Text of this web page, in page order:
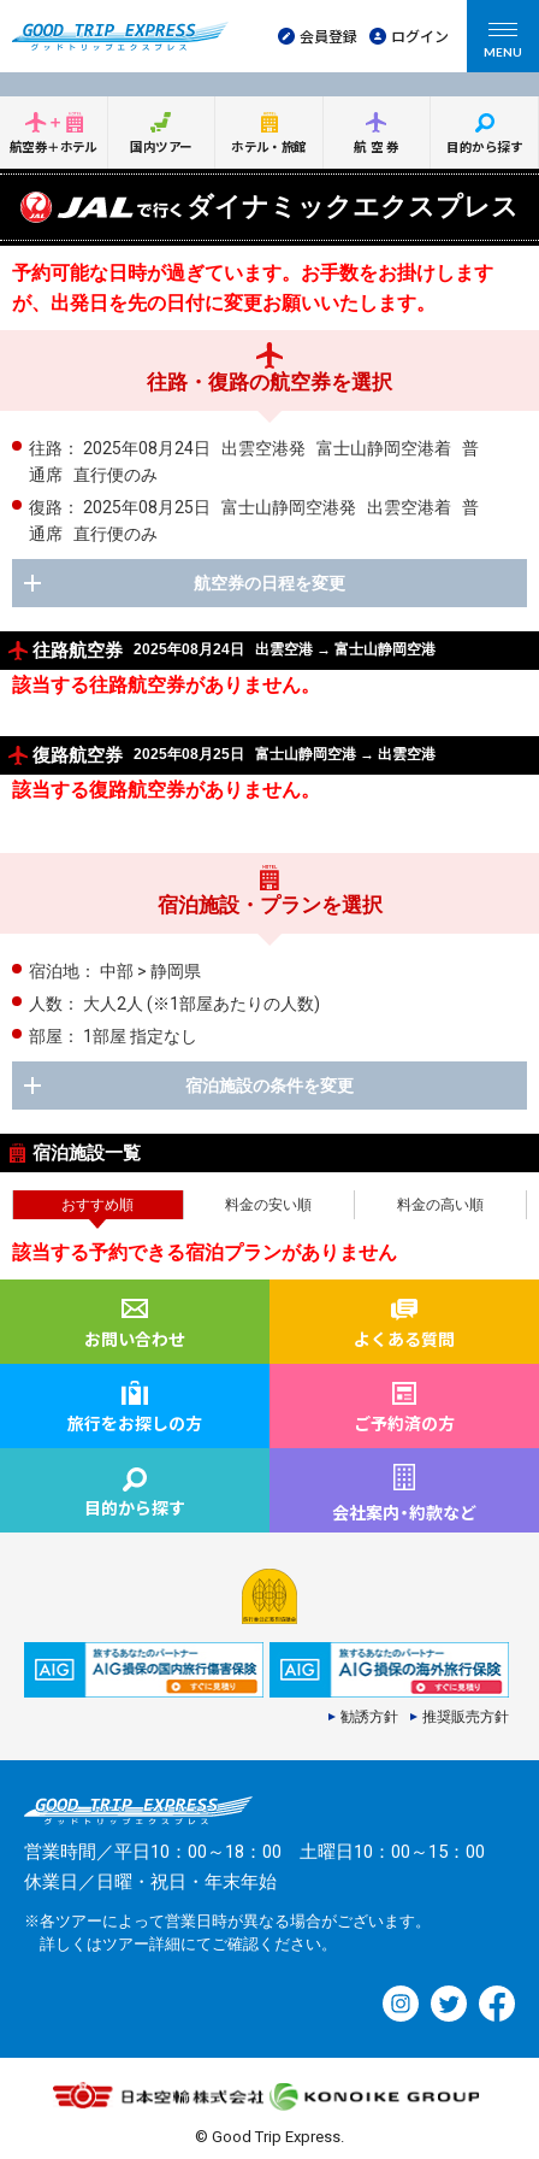
会員登録 ログイン
MENU
航空券＋ホテル 国内ツアー ホテル・旅館 航空券 目的から探す
ダイナミックエクスプレス
予約可能な日時が過ぎています。お手数をお掛けします
が、出発日を先の日付に変更お願いいたします。
往路・復路の航空券を選択
往路： 2025年08月24日 出雲空港発 富士山静岡空港着 普
通席 直行便のみ
復路：
2025年08月25日 富士山静岡空港発 出雲空港着 普
通席 直行便のみ
航空券の日程を変更
往路航空券 2025年08月24日 出雲空港 → 富士山静岡空港
該当する往路航空券がありません。
復路航空券 2025年08月25日 富士山静岡空港 → 出雲空港
該当する復路航空券がありません。
宿泊施設・プランを選択
宿泊地： 中部 > 静岡県
人数：
大人2人 (※1部屋あたりの人数)
部屋：
1部屋 指定なし
宿泊施設の条件を変更
宿泊施設一覧
おすすめ順 料金の安い順 料金の高い順
該当する予約できる宿泊プランがありません
お問い合わせ よくある質問
旅行をお探しの方 ご予約済の方
目的から探す 会社案内・約款など
勧誘方針 推奨販売方針
営業時間／平日10：00～18：00 土曜日10：00～15：00
休業日／日曜・祝日・年末年始
※各ツアーによって営業日時が異なる場合がございます。
詳しくはツアー詳細にてご確認ください。
© Good Trip Express.